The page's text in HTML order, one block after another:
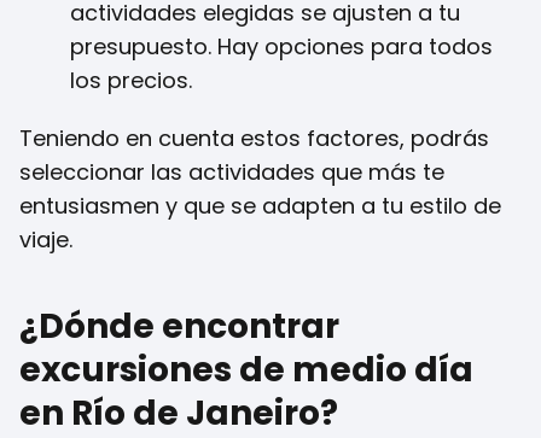
actividades elegidas se ajusten a tu
presupuesto. Hay opciones para todos
los precios.
Teniendo en cuenta estos factores, podrás
seleccionar las actividades que más te
entusiasmen y que se adapten a tu estilo de
viaje.
¿Dónde encontrar
excursiones de medio día
en Río de Janeiro?